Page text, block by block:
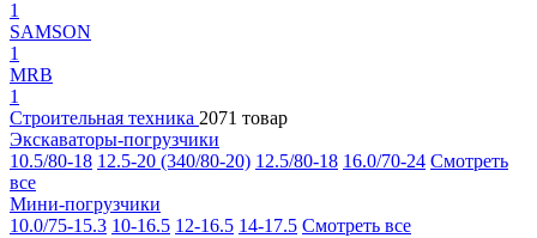
1
SAMSON
1
MRB
1
Строительная техника 2071 товар
Экскаваторы-погрузчики
10.5/80-18 12.5-20 (340/80-20) 12.5/80-18 16.0/70-24 Смотреть
все
Мини-погрузчики
10.0/75-15.3 10-16.5 12-16.5 14-17.5 Смотреть все